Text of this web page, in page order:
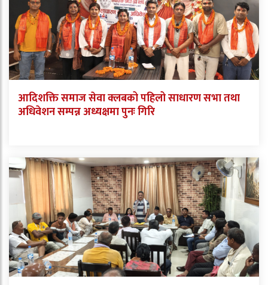
आदिशक्ति समाज सेवा क्लबको पहिलो साधारण सभा तथा
अधिवेशन सम्पन्न अध्यक्षमा पुनः गिरि